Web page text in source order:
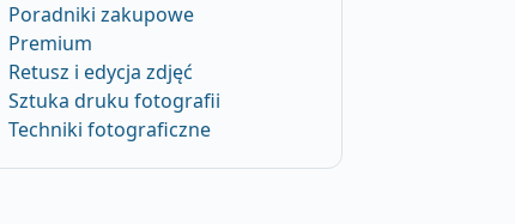
Poradniki zakupowe
Premium
Retusz i edycja zdjęć
Sztuka druku fotografii
Techniki fotograficzne